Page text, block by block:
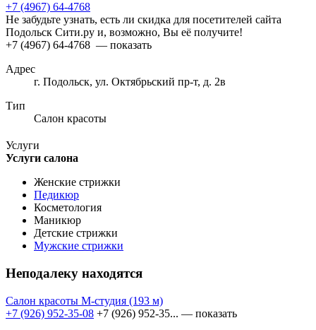
+7 (4967) 64-4768
Не забудьте узнать, есть ли скидка для посетителей сайта
Подольск Сити.ру и, возможно, Вы её получите!
+7 (4967) 64-4768 — показать
Адрес
г. Подольск, ул. Октябрьский пр-т, д. 2в
Тип
Салон красоты
Услуги
Услуги салона
Женские стрижки
Педикюр
Косметология
Маникюр
Детские стрижки
Мужские стрижки
Неподалеку находятся
Салон красоты М-студия (193 м)
+7 (926) 952-35-08 +7 (926) 952-35... — показать